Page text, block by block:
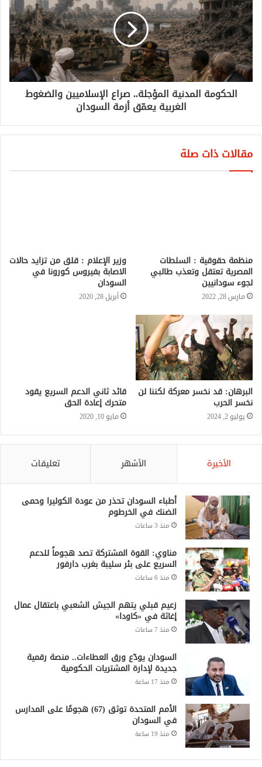
الحكومة المدنية المؤجلة.. صراع الإسلاميين والضغوط
الغربية يعمّق أزمة السودان
مقالات ذات صلة
منظمة حقوقية : السلطات
المصرية تعتقل وتعذب طالبي
لجوء سودانيين
مارس 28, 2022
وزير الإعلام : قلق من تزايد حالات
الاصابة بفيروس كورونا في
السودان
أبريل 28, 2020
البرهان: قد نخسر معركة لكننا لن
نخسر الحرب
يوليو 2, 2024
قائد ثاني الدعم السريع يقود
متحرك إعادة الحق
مايو 10, 2020
الأخيرة الأشهر تعليقات
أطباء السودان تحذر من عودة الكوليرا وحمى
الضنك في الخرطوم
منذ 3 ساعات
مناوي: القوة المشتركة تصد هجوماً للدعم
السريع على بئر سليبة بغرب دارفور
منذ 6 ساعات
زعيم قبلي يتهم الجيش الشعبي باعتقال عمال
إغاثة في «كاودا»
منذ 7 ساعات
السودان يودّع ورق العطاءات.. منصة رقمية
جديدة لإدارة المشتريات الحكومية
منذ 17 ساعة
الأمم المتحدة توثق (67) هجومًا على المدارس
في السودان
منذ 19 ساعة